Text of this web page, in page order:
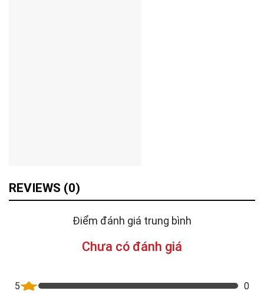
REVIEWS (0)
Điểm đánh giá trung bình
Chưa có đánh giá
5
0